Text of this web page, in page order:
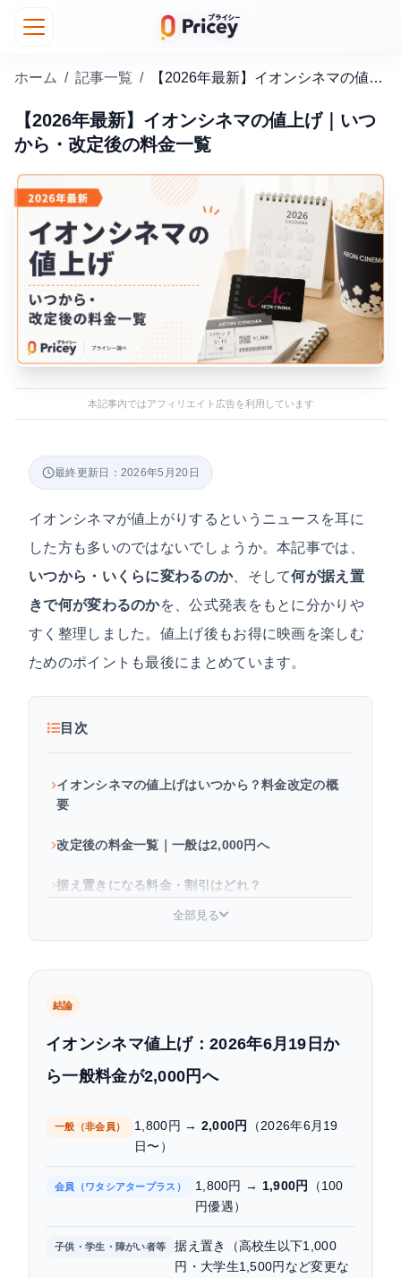
ホーム / 記事一覧 / 【2026年最新】イオンシネマの値上げ｜いつから・改定後の料金一覧
【2026年最新】イオンシネマの値上げ｜いつ
から・改定後の料金一覧
本記事内ではアフィリエイト広告を利用しています
最終更新日：2026年5月20日
イオンシネマが値上がりするというニュースを耳に
した方も多いのではないでしょうか。本記事では、
いつから・いくらに変わるのか、そして何が据え置
きで何が変わるのかを、公式発表をもとに分かりや
すく整理しました。値上げ後もお得に映画を楽しむ
ためのポイントも最後にまとめています。
目次
イオンシネマの値上げはいつから？料金改定の概
要
改定後の料金一覧｜一般は2,000円へ
据え置きになる料金・割引はどれ？
イオンシネマが値上げした3つの理由
値上げ後もイオンシネマをお得に観るには
よくある質問
まとめ｜イオンシネマ値上げ 要点整理
全部見る
結論
イオンシネマ値上げ：2026年6月19日か
ら一般料金が2,000円へ
一般（非会員） 1,800円 → 2,000円
（2026年6月19
日〜）
会員（ワタシアタープラス） 1,800円 → 1,900円 （100
円優遇）
子供・学生・障がい者等
据え置き（高校生以下1,000
円・大学生1,500円など変更な